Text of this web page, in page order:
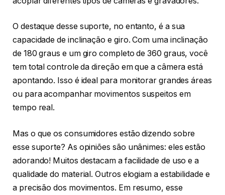
O destaque desse suporte, no entanto, é a sua
capacidade de inclinação e giro. Com uma inclinação
de 180 graus e um giro completo de 360 graus, você
tem total controle da direção em que a câmera está
apontando. Isso é ideal para monitorar grandes áreas
ou para acompanhar movimentos suspeitos em
tempo real.
Mas o que os consumidores estão dizendo sobre
esse suporte? As opiniões são unânimes: eles estão
adorando! Muitos destacam a facilidade de uso e a
qualidade do material. Outros elogiam a estabilidade e
a precisão dos movimentos. Em resumo, esse